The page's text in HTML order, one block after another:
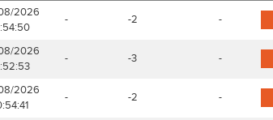
2026
- -2 -
2026
- -3 -
2026
- -2 -